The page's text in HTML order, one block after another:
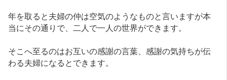
年を取ると夫婦の仲は空気のようなものと言いますが本
当にその通りで、二人で一人の世界ができます。
そこへ至るのはお互いの感謝の言葉、感謝の気持ちが伝
わる夫婦になるとできます。